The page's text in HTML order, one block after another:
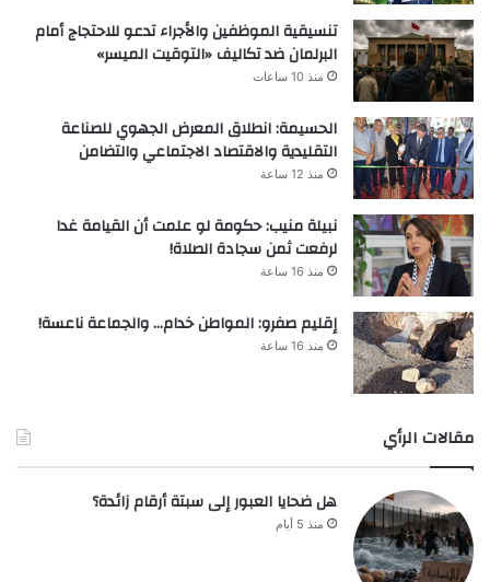
تنسيقية الموظفين والأجراء تدعو للاحتجاج أمام
البرلمان ضد تكاليف «التوقيت الميسر»
منذ 10 ساعات
الحسيمة: انطلاق المعرض الجهوي للصناعة
التقليدية والاقتصاد الاجتماعي والتضامن
منذ 12 ساعة
نبيلة منيب: حكومة لو علمت أن القيامة غدا
لرفعت ثمن سجادة الصلاة!
منذ 16 ساعة
إقليم صفرو: المواطن خدام… والجماعة ناعسة!
منذ 16 ساعة
مقالات الرأي
هل ضحايا العبور إلى سبتة أرقام زائدة؟
منذ 5 أيام